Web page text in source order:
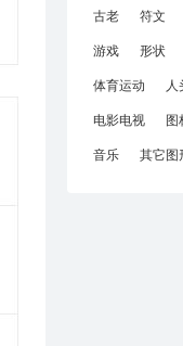
古老
符文
游戏
形状
体育运动
电影电视
图
音乐
其它图